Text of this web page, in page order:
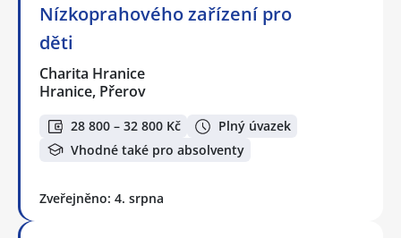
Nízkoprahového zařízení pro
děti
Charita Hranice
Hranice, Přerov
28 800 – 32 800 Kč
Plný úvazek
Vhodné také pro absolventy
Zveřejněno: 4. srpna